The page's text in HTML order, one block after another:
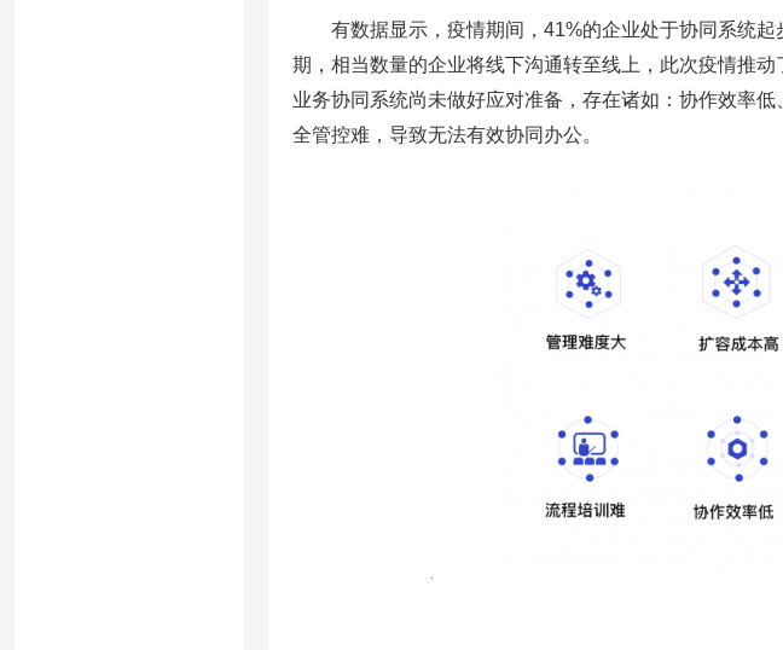
有数据显示，疫情期间，41%的企业处于协同系统起
期，相当数量的企业将线下沟通转至线上，此次疫情推
业务协同系统尚未做好应对准备，存在诸如：协作效率
全管控难，导致无法有效协同办公。